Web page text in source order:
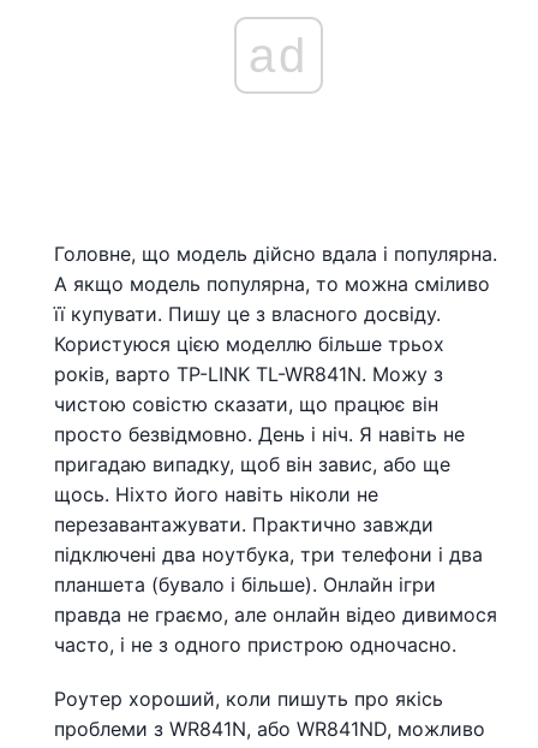
ad
Головне, що модель дійсно вдала і популярна.
А якщо модель популярна, то можна сміливо
її купувати. Пишу це з власного досвіду.
Користуюся цією моделлю більше трьох
років, варто TP-LINK TL-WR841N. Можу з
чистою совістю сказати, що працює він
просто безвідмовно. День і ніч. Я навіть не
пригадаю випадку, щоб він завис, або ще
щось. Ніхто його навіть ніколи не
перезавантажувати. Практично завжди
підключені два ноутбука, три телефони і два
планшета (бувало і більше). Онлайн ігри
правда не граємо, але онлайн відео дивимося
часто, і не з одного пристрою одночасно.
Роутер хороший, коли пишуть про якісь
проблеми з WR841N, або WR841ND, можливо